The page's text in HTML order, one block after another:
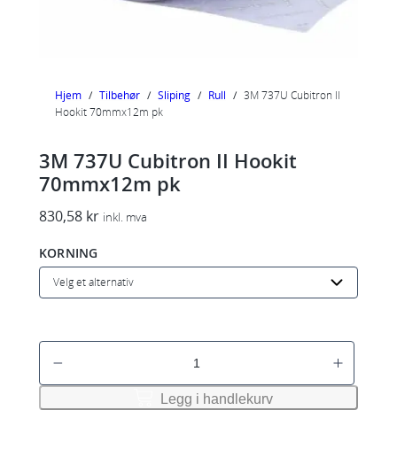
Hjem / Tilbehør / Sliping / Rull / 3M 737U Cubitron II
Hookit 70mmx12m pk
3M 737U Cubitron II Hookit
70mmx12m pk
830,58 kr inkl. mva
KORNING
3
Legg i handlekurv